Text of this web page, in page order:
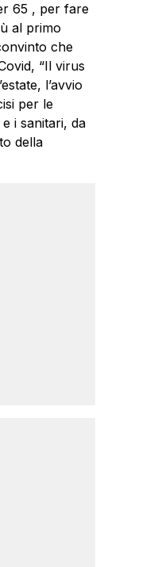
65 , per fare
al primo
che
“Il virus
l’avvio
per le
i sanitari, da
della